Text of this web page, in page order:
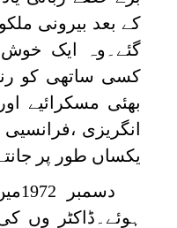
کے بعد بیرونی
گئے۔وہ ایک خوش
کسی ساتھی کو
بھئی مسکرائیے
انگریزی
یکساں طور پر
ہوئے۔ڈاکٹر وں